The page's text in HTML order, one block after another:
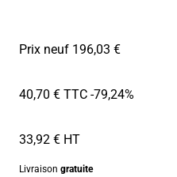
Prix neuf 196,03 €
40,70 € TTC-79,24%
33,92 € HT
Livraison gratuite